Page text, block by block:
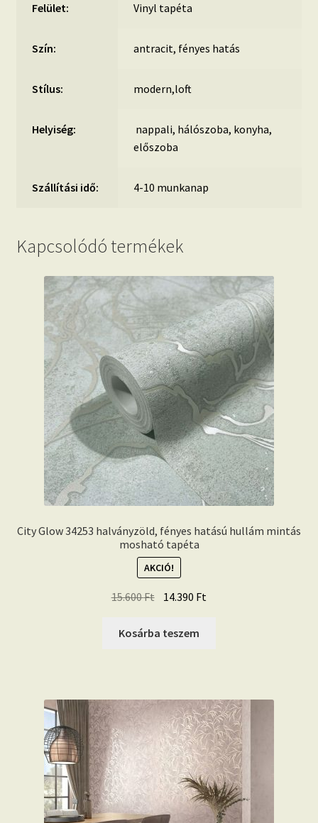
Felület: Vinyl tapéta
Szín: antracit, fényes hatás
Stílus: modern,loft
Helyiség:
nappali, hálószoba, konyha,
előszoba
Szállítási idő: 4-10 munkanap
Kapcsolódó termékek
City Glow 34253 halványzöld, fényes hatású hullám mintás
mosható tapéta
AKCIÓ!
15.600Ft Original
was:
14.390 Ft
Kosárba teszem